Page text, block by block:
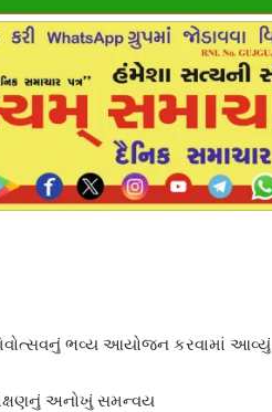
ભવ્ય આયોજન કરવામાં આવ્યું
અનોખું સમન્વય